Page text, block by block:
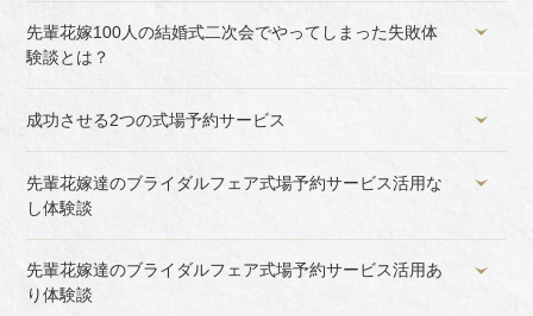
先輩花嫁100人の結婚式二次会でやってしまった失敗体
験談とは？
成功させる2つの式場予約サービス
先輩花嫁達のブライダルフェア式場予約サービス活用な
し体験談
先輩花嫁達のブライダルフェア式場予約サービス活用あ
り体験談